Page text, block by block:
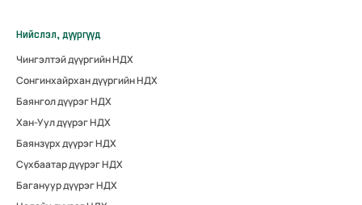
Нийслэл, дүүргүүд
Чингэлтэй дүүргийн НДХ
Сонгинхайрхан дүүргийн НДХ
Баянгол дүүрэг НДХ
Хан-Уул дүүрэг НДХ
Баянзүрх дүүрэг НДХ
Сүхбаатар дүүрэг НДХ
Багануур дүүрэг НДХ